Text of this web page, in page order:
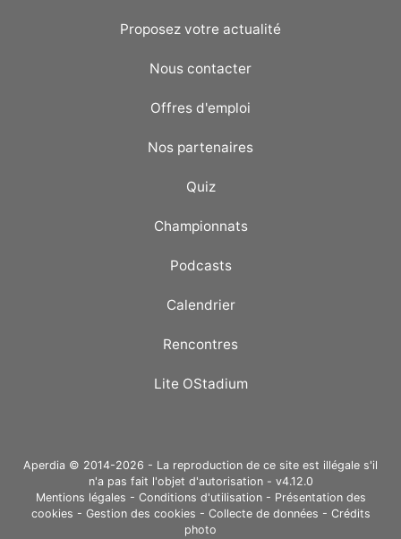
Proposez votre actualité
Nous contacter
Offres d'emploi
Nos partenaires
Quiz
Championnats
Podcasts
Calendrier
Rencontres
Lite OStadium
Aperdia © 2014-2026 - La reproduction de ce site est illégale s'il
n'a pas fait l'objet d'autorisation - v4.12.0
Mentions légales - Conditions d'utilisation- Présentation des
cookies - Gestion des cookies - Collecte de données - Crédits
photo